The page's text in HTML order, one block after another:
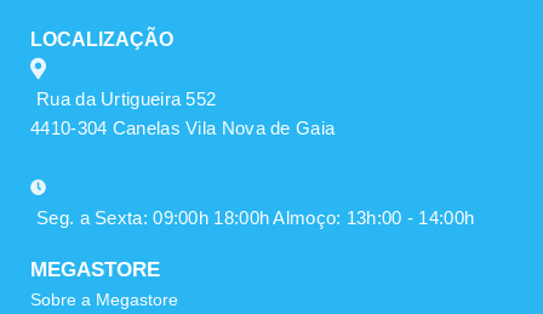
LOCALIZAÇÃO
Rua da Urtigueira 552
4410-304 Canelas Vila Nova de Gaia
Seg. a Sexta: 09:00h 18:00h Almoço: 13h:00 - 14:00h
MEGASTORE
Sobre a Megastore